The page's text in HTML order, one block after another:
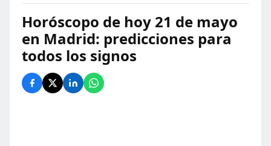
Horóscopo de hoy 21 de mayo
en Madrid: predicciones para
todos los signos